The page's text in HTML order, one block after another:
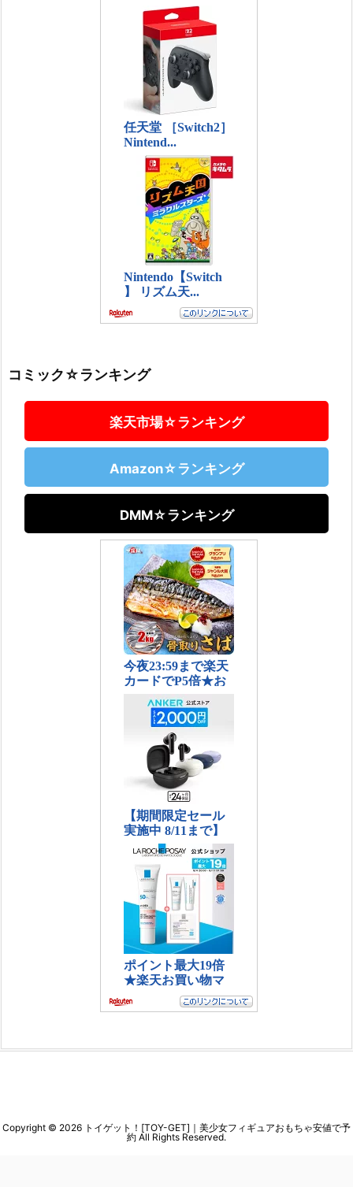
コミック☆ランキング
楽天市場☆ランキング
Amazon☆ランキング
DMM☆ランキング
Copyright © 2026 トイゲット！[TOY-GET]｜美少女フィギュアおもちゃ安値で予
約 All Rights Reserved.